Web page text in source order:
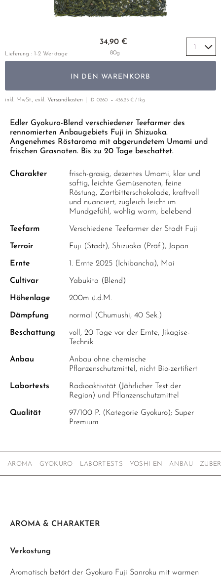
EMPFEHLUNGEN
LUSHAN CLOUD & MIST
SUI TONG CHA
TAIPING HOUKUI
WHITE CRANE WAVE
SORTEN ÜBERSICHT CHINA
MIYAZAKI
SHIBUSHI
UJI
YAME
YUNNAN
GELBER TEE
SETS & GIFTS
PHOENIX DANCONG
ZHANGPING SHUI XIAN
JAPAN
THAILAND
EMPFEHLUNGEN
SETS & GIFTS
TÜRKEI
EMPFEHLUNGEN
SETS & GIFTS
NACH SORTE
MATE TEE
SELTENE INCENCES
Edler Gyokuro-Blend verschiedener Teefarmer des
rennomierten Anbaugebiets Fuji in Shizuoka.
Angenehmes Röstaroma mit abgerundetem Umami und
frischen Grasnoten. Bis zu 20 Tage beschattet.
Charakter
frisch-grasig, dezentes Umami, klar und
saftig, leichte Gemüsenoten, feine
Röstung, Zartbitterschokolade, kraftvoll
und nuanciert, zugleich leicht im
Mundgefühl, wohlig warm, belebend
Teefarm Verschiedene Teefarmer der Stadt Fuji
Terroir Fuji (Stadt), Shizuoka (Präf.), Japan
Ernte 1. Ernte 2025 (Ichibancha), Mai
Cultivar Yabukita (Blend)
Höhenlage 200m ü.d.M.
Dämpfung normal (Chumushi, 40 Sek.)
Beschattung
voll, 20 Tage vor der Ernte, Jikagise-
Technik
Anbau
Anbau ohne chemische
Pflanzenschutzmittel, nicht Bio-zertifiert
Labortests
Radioaktivität (Jährlicher Test der
Region) und Pflanzenschutzmittel
Qualität
97/100 P. (Kategorie Gyokuro); Super
Premium
34,90 €
80g
IN DEN WARENKORB
Lieferung : 1-2 Werktage
inkl. MwSt., exkl. Versandkosten ID 0260 436,25 € / 1kg
AROMA GYOKURO LABORTESTS YOSHI EN ANBAU
AROMA & CHARAKTER
Verkostung
Aromatisch betört der Gyokuro Fuji Sanroku mit warmen